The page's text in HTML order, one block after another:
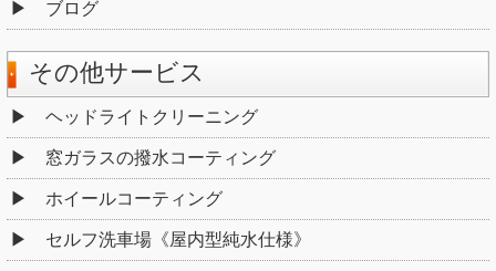
ブログ
その他サービス
ヘッドライトクリーニング
窓ガラスの撥水コーティング
ホイールコーティング
セルフ洗車場《屋内型純水仕様》